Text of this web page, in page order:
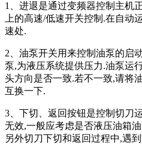
1 、进退是通过变频器控制主机
上的高速/低速开关控制 .在自动
速处.
2 、油泵开关用来控制油泵的启
泵,为液压系统提供压力.油泵运
头方向是否一致.若不一致,请将
互换一下.
3 、下切、返回按钮是控制切刀
无效,一般应考虑是否液压油箱
另外切刀下切和返回过程中,遇